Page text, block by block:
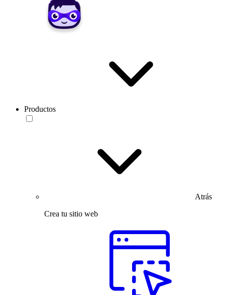
Productos
Atrás
Crea tu sitio web